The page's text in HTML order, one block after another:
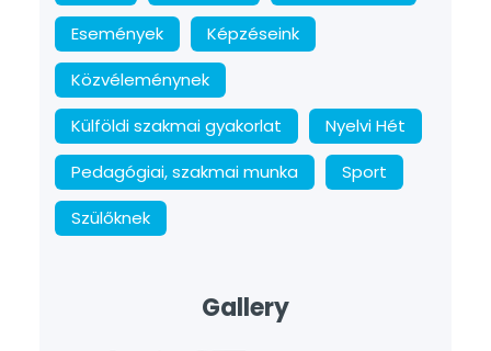
Események
Képzéseink
Közvéleménynek
Külföldi szakmai gyakorlat
Nyelvi Hét
Pedagógiai, szakmai munka
Sport
Szülőknek
Gallery